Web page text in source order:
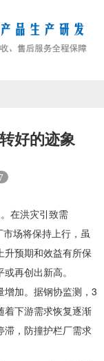
好的迹象
在洪灾引致需
市场将保持上行，虽
升预期和效益有所保
再创出新高。
增加。据钢协监测， 3
着下游需求恢复逐渐
， 防撞护栏厂需求